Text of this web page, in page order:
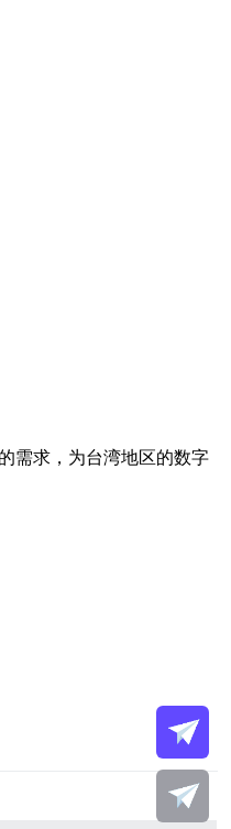
需求，为台湾地区的数字